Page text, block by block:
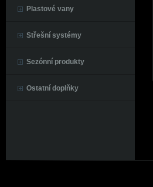
Plastové vany
Střešní systémy
Sezónní produkty
Ostatní doplňky